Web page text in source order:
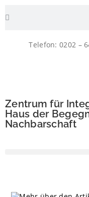
Telefon: 0202 –
Zentrum für
Haus der
Nachbarschaft